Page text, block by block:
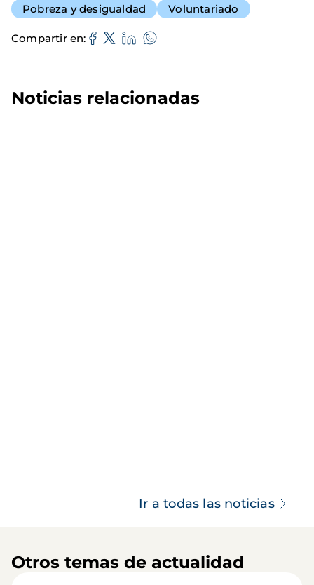
Pobreza y desigualdad
Voluntariado
Compartir en
Noticias relacionadas
Ir a todas las noticias
Otros temas de actualidad